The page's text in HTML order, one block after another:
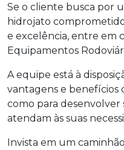
Se o cliente busca por
hidrojato
e excelência, entre em
Equipamentos
A equipe está à
vantagens e benefícios
como para desenvolver
atendam às suas
Invista em um